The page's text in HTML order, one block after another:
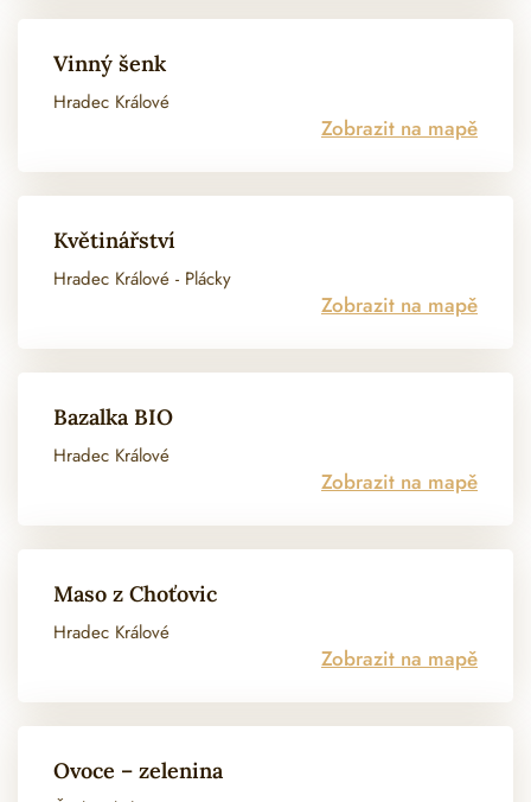
Vinný šenk
Hradec Králové
Zobrazit na mapě
Květinářství
Hradec Králové - Plácky
Zobrazit na mapě
Bazalka BIO
Hradec Králové
Zobrazit na mapě
Maso z Choťovic
Hradec Králové
Zobrazit na mapě
Ovoce – zelenina